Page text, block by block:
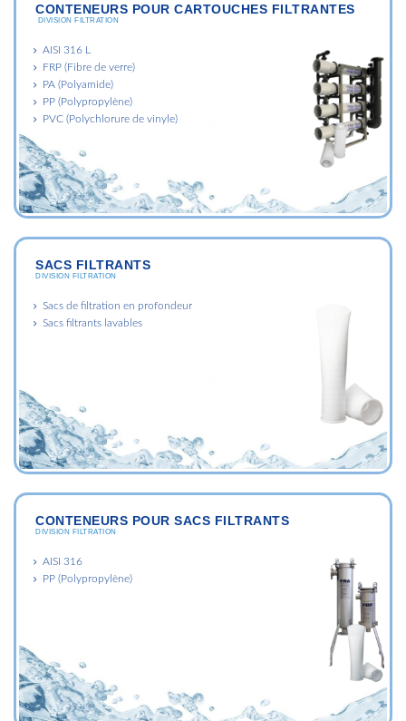
CONTENEURS POUR CARTOUCHES FILTRANTES
DIVISION FILTRATION
AISI 316 L
FRP (Fibre de verre)
PA (Polyamide)
PP (Polypropylène)
PVC (Polychlorure de vinyle)
SACS FILTRANTS
DIVISION FILTRATION
Sacs de filtration en profondeur
Sacs filtrants lavables
CONTENEURS POUR SACS FILTRANTS
DIVISION FILTRATION
AISI 316
PP (Polypropylène)